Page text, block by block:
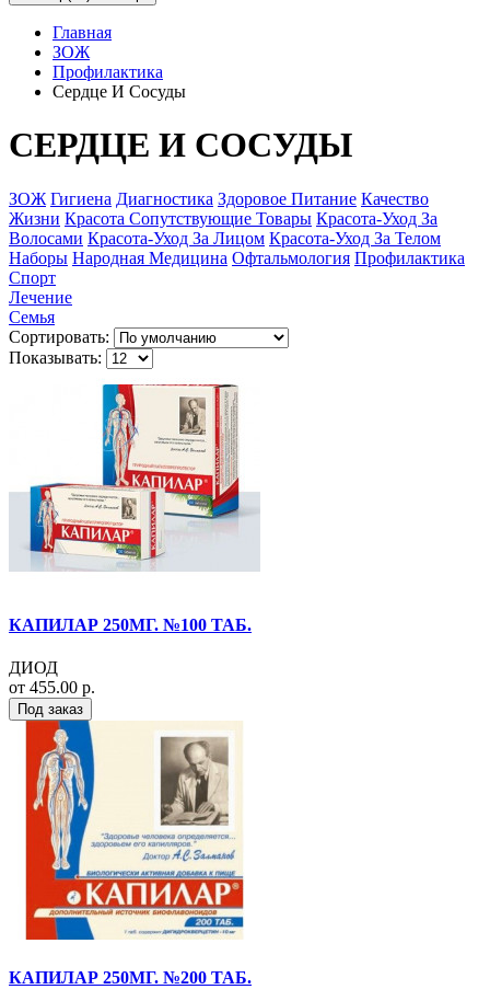
Главная
ЗОЖ
Профилактика
Сердце И Сосуды
СЕРДЦЕ И СОСУДЫ
ЗОЖ Гигиена Диагностика Здоровое Питание Качество
Жизни Красота Сопутствующие Товары Красота-Уход За
Волосами Красота-Уход За Лицом Красота-Уход За Телом
Наборы Народная Медицина Офтальмология Профилактика
Спорт
Лечение
Семья
Сортировать:
Показывать:
КАПИЛАР 250МГ. №100 ТАБ.
ДИОД
от 455.00 р.
Под заказ
КАПИЛАР 250МГ. №200 ТАБ.